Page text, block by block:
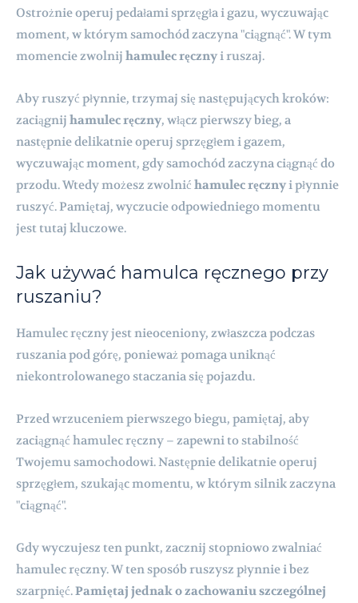
Ostrożnie operuj pedałami sprzęgła i gazu, wyczuwając
moment, w którym samochód zaczyna "ciągnąć". W tym
momencie zwolnij hamulec ręcznyi ruszaj.
Aby ruszyć płynnie, trzymaj się następujących kroków:
zaciągnij hamulec ręczny, włącz pierwszy bieg, a
następnie delikatnie operuj sprzęgłem i gazem,
wyczuwając moment, gdy samochód zaczyna ciągnąć do
przodu. Wtedy możesz zwolnić hamulec ręcznyi płynnie
ruszyć. Pamiętaj, wyczucie odpowiedniego momentu
jest tutaj kluczowe.
Jak używać hamulca ręcznego przy
ruszaniu?
Hamulec ręczny jest nieoceniony, zwłaszcza podczas
ruszania pod górę, ponieważ pomaga uniknąć
niekontrolowanego staczania się pojazdu.
Przed wrzuceniem pierwszego biegu, pamiętaj, aby
zaciągnąć hamulec ręczny – zapewni to stabilność
Twojemu samochodowi. Następnie delikatnie operuj
sprzęgłem, szukając momentu, w którym silnik zaczyna
"ciągnąć".
Gdy wyczujesz ten punkt, zacznij stopniowo zwalniać
hamulec ręczny. W ten sposób ruszysz płynnie i bez
szarpnięć.Pamiętaj jednak o zachowaniu szczególnej